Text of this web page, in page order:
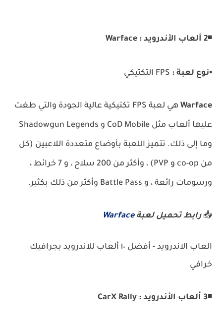
◾2 ألعاب الأندرويد : Warface
▪️نوع لعبة :
Warface هي لعبة FPS تكتيكية عالية الجودة والتي طغت
عليها ألعاب مثل CoD Mobile و Shadowgun Legends
وما إلى ذلك. تتميز اللعبة بأوضاع متعددة اللاعبين (كل
من co-op و PVP) ، وأكثر من 200 سلاح ، و 7 خرائط ،
ورسومات رائعة ، و Battle Pass وأكثر من ذلك بكثير.
📥رابط تحميل لعبةWarface
العاب الاندرويد - أفضل ١٠ ألعاب للاندرويد بجرافيك
خرافي
◾
3 ألعاب الأندرويد : CarX Rally